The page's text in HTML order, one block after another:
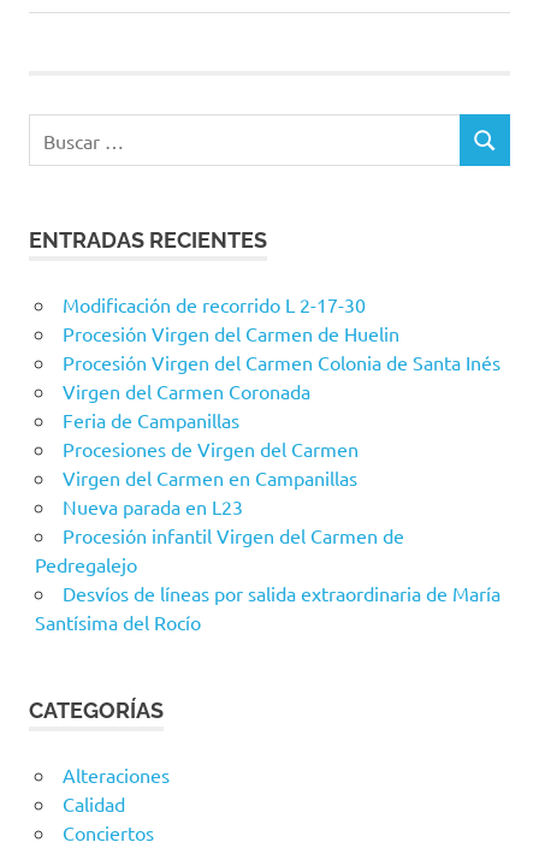
EMT
entrada:
BUSCAR
ENTRADAS RECIENTES
Modificación de recorrido L 2-17-30
Procesión Virgen del Carmen de Huelin
Procesión Virgen del Carmen Colonia de Santa Inés
Virgen del Carmen Coronada
Feria de Campanillas
Procesiones de Virgen del Carmen
Virgen del Carmen en Campanillas
Nueva parada en L23
Procesión infantil Virgen del Carmen de
Pedregalejo
Desvíos de líneas por salida extraordinaria de María
Santísima del Rocío
CATEGORÍAS
Alteraciones
Calidad
Conciertos